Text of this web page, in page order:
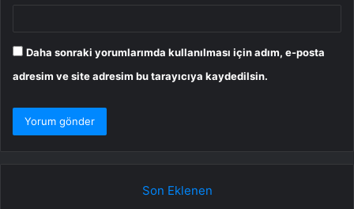
Daha sonraki yorumlarımda kullanılması için adım, e-posta
adresim ve site adresim bu tarayıcıya kaydedilsin.
Son Eklenen